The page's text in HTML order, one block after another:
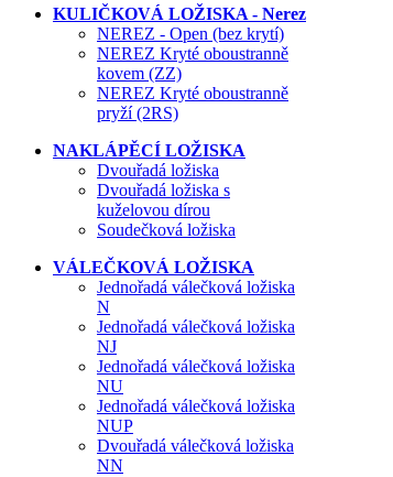
KULIČKOVÁ LOŽISKA - Nerez
NEREZ - Open (bez krytí)
NEREZ Kryté oboustranně
kovem (ZZ)
NEREZ Kryté oboustranně
pryží (2RS)
NAKLÁPĚCÍ LOŽISKA
Dvouřadá ložiska
Dvouřadá ložiska s
kuželovou dírou
Soudečková ložiska
VÁLEČKOVÁ LOŽISKA
Jednořadá válečková ložiska
N
Jednořadá válečková ložiska
NJ
Jednořadá válečková ložiska
NU
Jednořadá válečková ložiska
NUP
Dvouřadá válečková ložiska
NN